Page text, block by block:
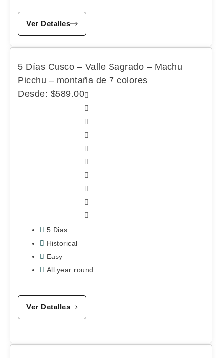
Ver Detalles
5 Días Cusco – Valle Sagrado – Machu
Picchu – montaña de 7 colores
Desde: $589.00
5 Dias
Historical
Easy
All year round
Ver Detalles